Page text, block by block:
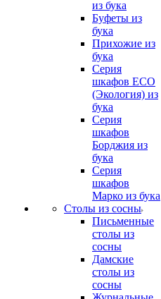
из бука
Буфеты из
бука
Прихожие из
бука
Серия
шкафов ECO
(Экология) из
бука
Серия
шкафов
Борджия из
бука
Серия
шкафов
Марко из бука
Столы из сосны
Письменные
столы из
сосны
Дамские
столы из
сосны